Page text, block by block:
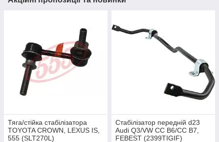
Тяга/стійка стабілізатора
TOYOTA CROWN, LEXUS IS,
555 (SLT270L)
Стабілізатор передній d23
Audi Q3/VW CC B6/CC B7,
FEBEST (2399TIGIF)